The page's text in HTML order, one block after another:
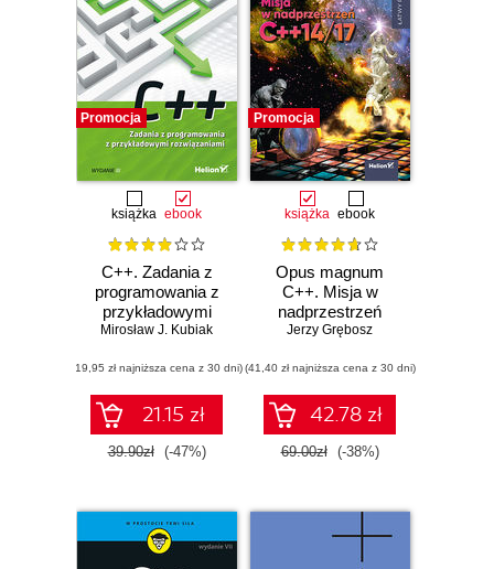
Promocja
książka ebook
C++. Zadania z
programowania z
przykładowymi
rozwiązaniami.
Mirosław J. Kubiak
(19,95 zł najniższa cena z 30 dni)
21.15 zł
39.90zł (-47%)
Promocja
książka ebook
Opus magnum
C++. Misja w
nadprzestrzeń
C++14/17. Tom 4
Jerzy Grębosz
(41,40 zł najniższa cena z 30 dni)
42.78 zł
69.00zł (-38%)